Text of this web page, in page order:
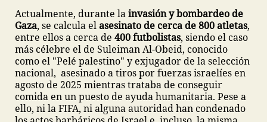
Actualmente, durante lainvasión y bombardeo de
Gaza, se calcula elasesinato de cerca de 800 atletas,
entre ellos a cerca de 400 futbolistas, siendo el caso
más célebre el de Suleiman Al-Obeid, conocido
como el "Pelé palestino" y exjugador de la selección
nacional, asesinado a tiros por fuerzas israelíes en
agosto de 2025 mientras trataba de conseguir
comida en un puesto de ayuda humanitaria. Pese a
ello, ni la FIFA, ni alguna autoridad han condenado